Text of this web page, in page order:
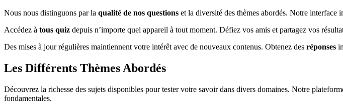
Nous nous distinguons par la qualité de nos questions et la diversité des thèmes abordés. Notre interface
Accédez à tous quiz depuis n’importe quel appareil à tout moment. Défiez vos amis et partagez vos
Des mises à jour régulières maintiennent votre intérêt avec de nouveaux contenus. Obtenez des réponses
Les Différents Thèmes Abordés
Découvrez la richesse des sujets disponibles pour tester votre savoir dans divers domaines. Notre
fondamentales.